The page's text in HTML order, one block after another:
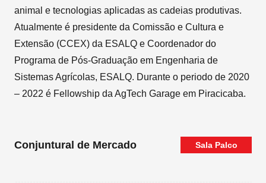
animal e tecnologias aplicadas as cadeias produtivas.
Atualmente é presidente da Comissão e Cultura e
Extensão (CCEX) da ESALQ e Coordenador do
Programa de Pós-Graduação em Engenharia de
Sistemas Agrícolas, ESALQ. Durante o periodo de 2020
– 2022 é Fellowship da AgTech Garage em Piracicaba.
Conjuntural de Mercado Sala Palco